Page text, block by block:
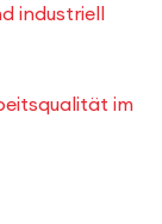
industriell
im